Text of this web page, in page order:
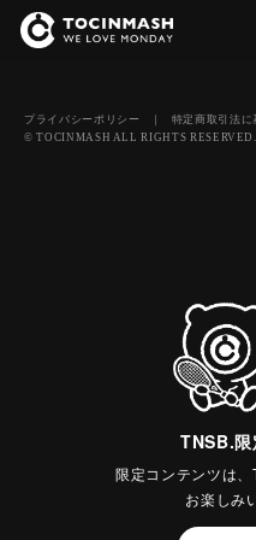
TNSB.限
限定コンテンツは
お楽しみ
プライバシーポリシー ｜ 特定商取引法
© TOCINMASH ALL RIGHTS RESERVED.